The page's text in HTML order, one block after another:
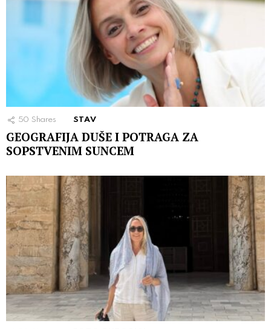
50 Shares STAV
GEOGRAFIJA DUŠE I POTRAGA ZA
SOPSTVENIM SUNCEM